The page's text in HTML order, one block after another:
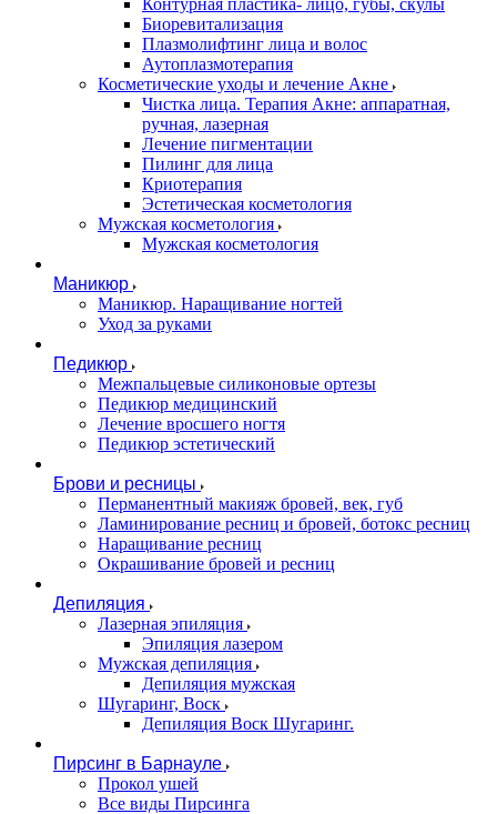
Контурная пластика- лицо, губы, скулы
Биоревитализация
Плазмолифтинг лица и волос
Аутоплазмотерапия
Косметические уходы и лечение Акне
Чистка лица. Терапия Акне: аппаратная,
ручная, лазерная
Лечение пигментации
Пилинг для лица
Криотерапия
Эстетическая косметология
Мужская косметология
Мужская косметология
Маникюр
Маникюр. Наращивание ногтей
Уход за руками
Педикюр
Межпальцевые силиконовые ортезы
Педикюр медицинский
Лечение вросшего ногтя
Педикюр эстетический
Брови и ресницы
Перманентный макияж бровей, век, губ
Ламинирование ресниц и бровей, бoтoкс ресниц
Наращивание ресниц
Окрашивание бровей и ресниц
Депиляция
Лазерная эпиляция
Эпиляция лазером
Мужская депиляция
Депиляция мужская
Шугаринг, Воск
Депиляция Воск Шугаринг.
Пирсинг в Барнауле
Прокол ушей
Все виды Пирсинга